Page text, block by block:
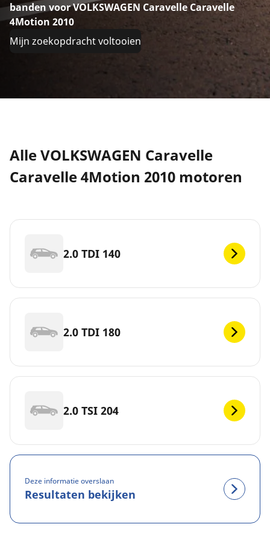
banden voor VOLKSWAGEN Caravelle Caravelle
4Motion 2010
Mijn zoekopdracht voltooien
Alle VOLKSWAGEN Caravelle
Caravelle 4Motion 2010 motoren
2.0 TDI 140
2.0 TDI 180
2.0 TSI 204
Deze informatie overslaan
Resultaten bekijken